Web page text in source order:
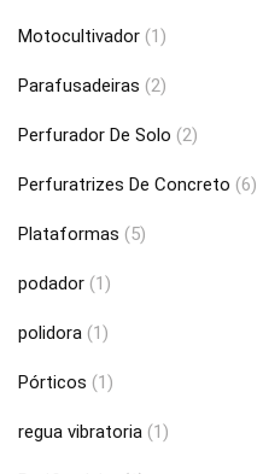
Motocultivador (1)
Parafusadeiras (2)
Perfurador De Solo (2)
Perfuratrizes De Concreto (6)
Plataformas (5)
podador (1)
polidora (1)
Pórticos (1)
regua vibratoria (1)